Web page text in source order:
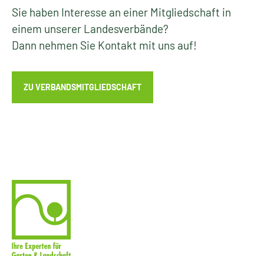
Sie haben Interesse an einer Mitgliedschaft in
einem unserer Landesverbände?
Dann nehmen Sie Kontakt mit uns auf!
ZU VERBANDSMITGLIEDSCHAFT